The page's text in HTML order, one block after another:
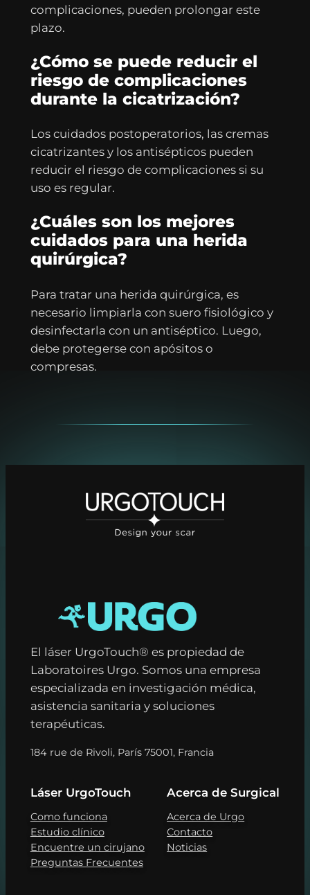
complicaciones, pueden prolongar este
plazo.
¿Cómo se puede reducir el
riesgo de complicaciones
durante la cicatrización?
Los cuidados postoperatorios, las cremas
cicatrizantes y los antisépticos pueden
reducir el riesgo de complicaciones si su
uso es regular.
¿Cuáles son los mejores
cuidados para una herida
quirúrgica?
Para tratar una herida quirúrgica, es
necesario limpiarla con suero fisiológico y
desinfectarla con un antiséptico. Luego,
debe protegerse con apósitos o
compresas.
El láser UrgoTouch® es propiedad de
Laboratoires Urgo. Somos una empresa
especializada en investigación médica,
asistencia sanitaria y soluciones
terapéuticas.
184 rue de Rivoli, París 75001, Francia
Láser UrgoTouch
Como funciona
Estudio clínico
Encuentre un cirujano
Preguntas Frecuentes
Acerca de Surgical
Acerca de Urgo
Contacto
Noticias